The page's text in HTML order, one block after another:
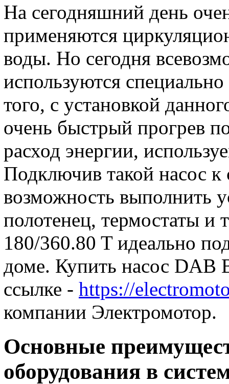
На сегодняшний день
применяются
воды. Но сегодня
используются
того, с установкой
очень быстрый прогрев
расход энергии,
Подключив такой насос к
возможность выполнить
полотенец, термостаты и
180/360.80 T идеально
доме. Купить насос
ссылке - https://
компании Электромотор.
Основные
оборудования в